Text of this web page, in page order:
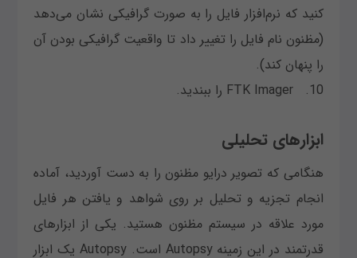
کنید که نرم‌افزار فایل را به صورت گرافیکی نشان می‌دهد
(مظنون نام فایل را تغییر داد تا واقعیت گرافیکی بودن آن
را پنهان کند).
10. FTK Imager را ببندید.
ابزارهای تحلیلی
هنگامی که تصویر درایو مظنون را به دست آوردید، آماده
انجام تجزیه و تحلیل بر روی شواهد و یافتن هر فایل
مورد علاقه در سیستم مظنون هستید. یکی از ابزارهای
قدرتمند در این زمینه Autopsy است. Autopsy یک ابزار